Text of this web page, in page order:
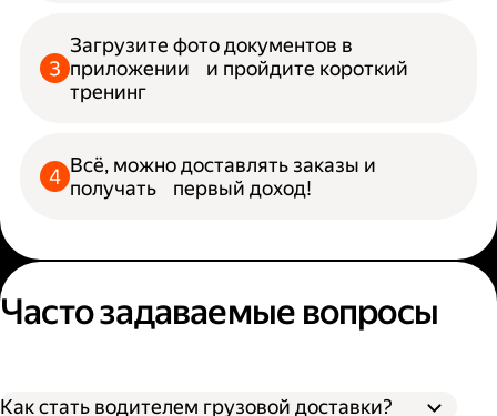
Загрузите фото документов в
приложении и пройдите короткий
тренинг
Всё, можно доставлять заказы и
получать первый доход!
Часто задаваемые вопросы
Как стать водителем грузовой доставки?